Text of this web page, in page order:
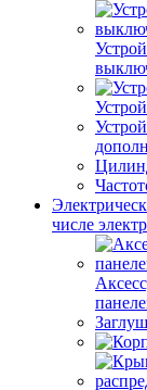
числе